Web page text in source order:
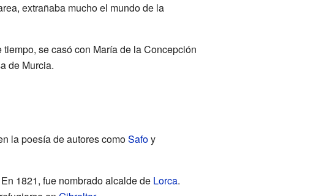
extrañaba mucho el mundo de la
se casó con María de la Concepción
de Murcia.
la poesía de autores comoSafoy
1821, fue nombrado alcalde de Lorca.